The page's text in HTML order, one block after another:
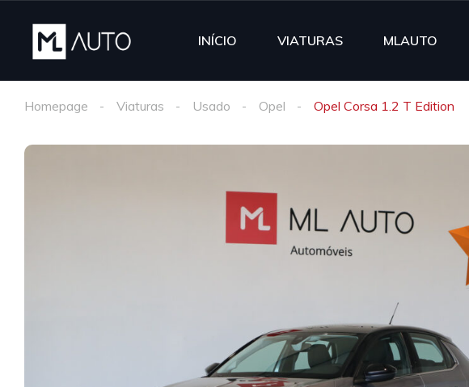
INÍCIO VIATURAS MLAUTO
Homepage Viaturas Usado Opel Opel Corsa 1.2 T Edition